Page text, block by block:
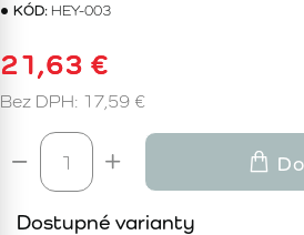
KÓD: HEY-003
21,63 €
Bez DPH: 17,59 €
Dostupné varianty